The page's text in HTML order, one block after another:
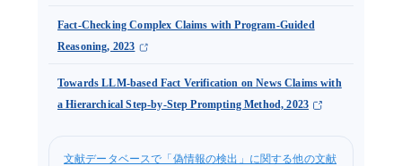
Fact-Checking Complex Claims with Program-Guided
Reasoning, 2023
Towards LLM-based Fact Verification on News Claims with
a Hierarchical Step-by-Step Prompting Method, 2023
文献データベースで「偽情報の検出」に関する他の文献